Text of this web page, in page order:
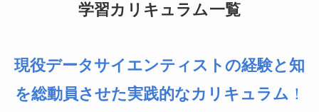
学習カリキュラム一覧
現役データサイエンティストの経験と知
を総動員させた実践的なカリキュラム ！